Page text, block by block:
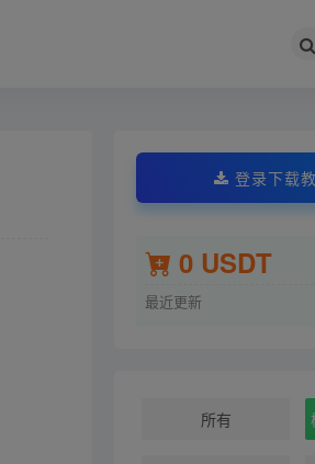
登录下载
0 USDT
最近更新
所有